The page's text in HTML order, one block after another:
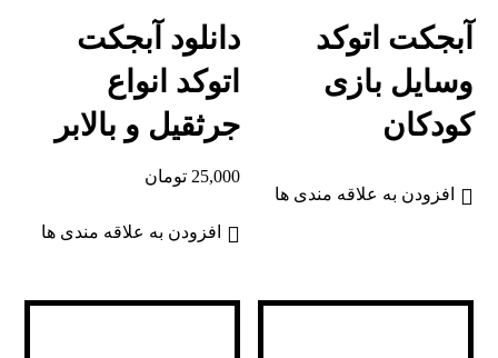
آبجکت اتوکد
وسایل بازی
کودکان
افزودن به علاقه مندی ها
دانلود آبجکت
اتوکد انواع
جرثقیل و بالابر
25,000 تومان
افزودن به علاقه مندی ها